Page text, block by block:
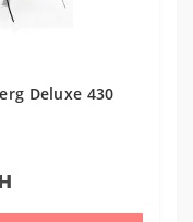
Deluxe 430